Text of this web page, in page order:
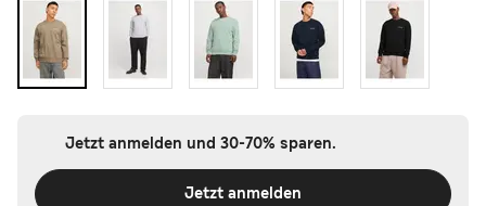
Jetzt anmelden und 30-70% sparen.
Jetzt anmelden